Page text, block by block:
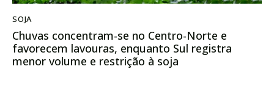
SOJA
Chuvas concentram-se no Centro-Norte e
favorecem lavouras, enquanto Sul registra
menor volume e restrição à soja